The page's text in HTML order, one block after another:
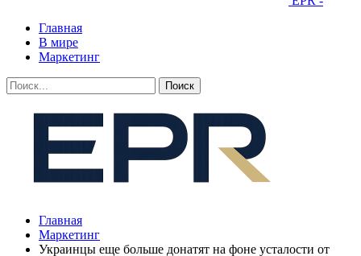
Главная
В мире
Маркетинг
Главная
Маркетинг
Украинцы еще больше донатят на фоне усталости от